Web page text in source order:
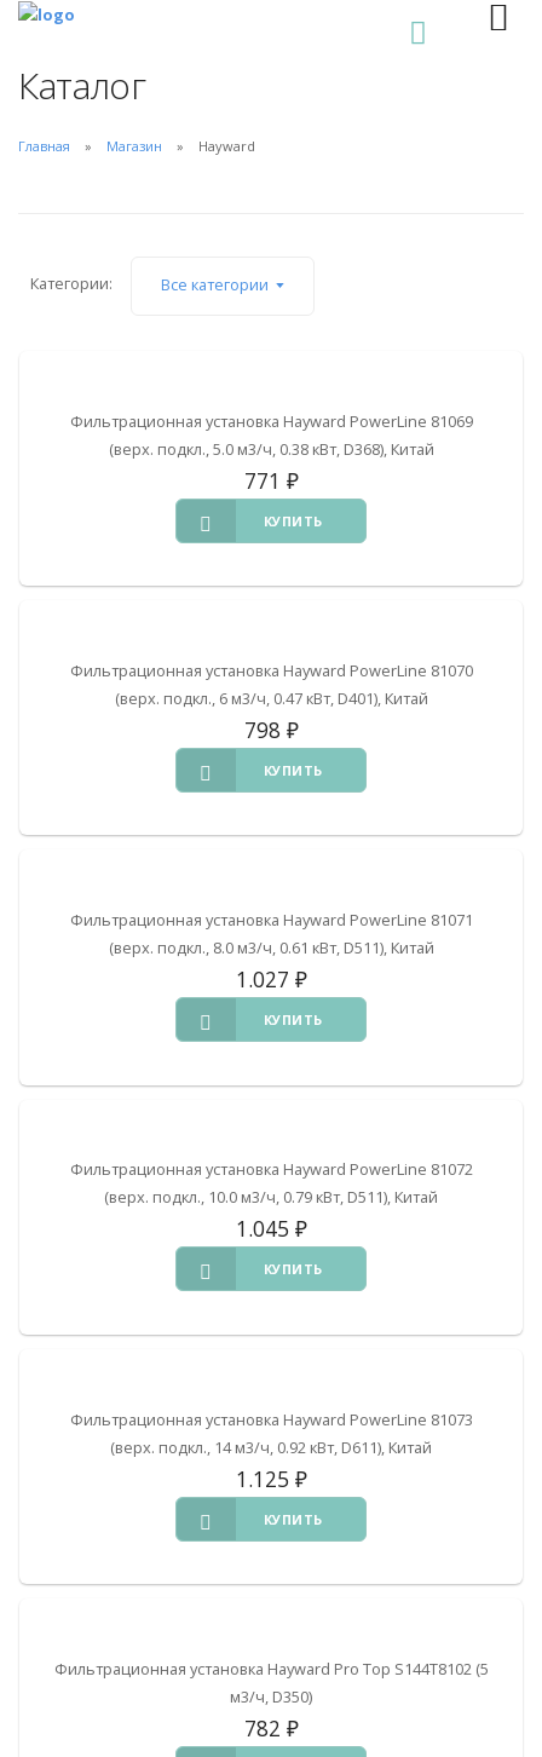
Каталог
Главная Магазин Hayward
Категории: Все категории
Фильтрационная установка Hayward PowerLine 81069
(верх. подкл., 5.0 м3/ч, 0.38 кВт, D368), Китай
771 ₽
КУПИТЬ
Фильтрационная установка Hayward PowerLine 81070
(верх. подкл., 6 м3/ч, 0.47 кВт, D401), Китай
798 ₽
КУПИТЬ
Фильтрационная установка Hayward PowerLine 81071
(верх. подкл., 8.0 м3/ч, 0.61 кВт, D511), Китай
1.027 ₽
КУПИТЬ
Фильтрационная установка Hayward PowerLine 81072
(верх. подкл., 10.0 м3/ч, 0.79 кВт, D511), Китай
1.045 ₽
КУПИТЬ
Фильтрационная установка Hayward PowerLine 81073
(верх. подкл., 14 м3/ч, 0.92 кВт, D611), Китай
1.125 ₽
КУПИТЬ
Фильтрационная установка Hayward Pro Top S144T8102 (5
м3/ч, D350)
782 ₽